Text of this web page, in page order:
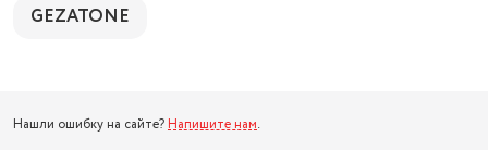
GEZATONE
Нашли ошибку на сайте? Напишите нам.